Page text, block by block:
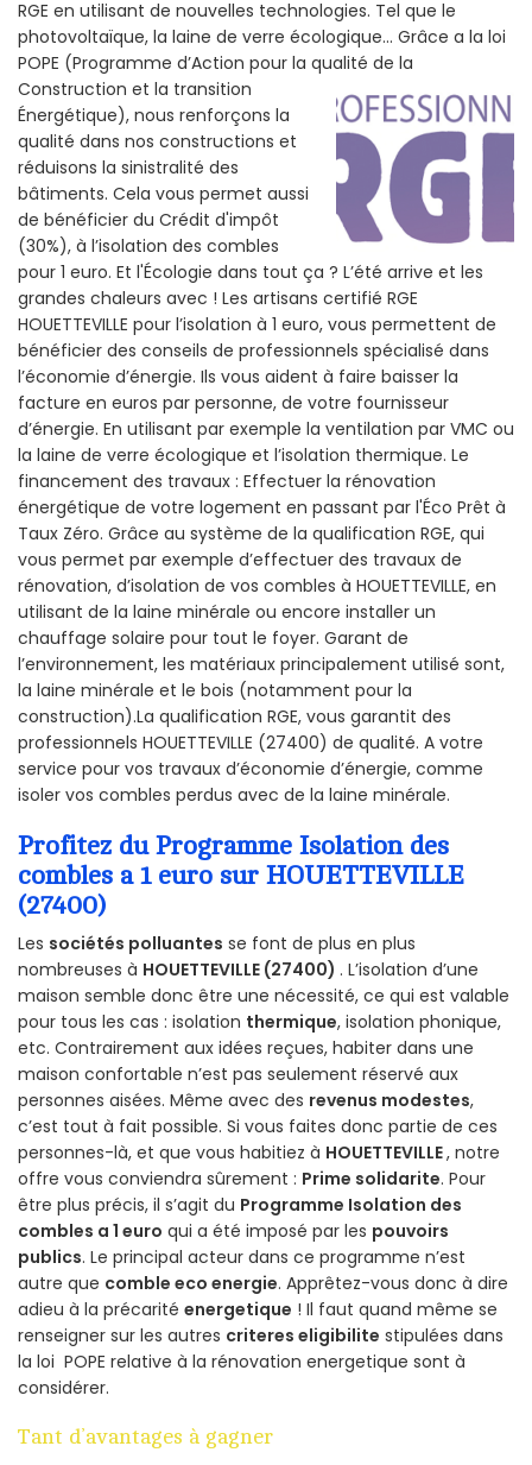
RGE en utilisant de nouvelles technologies. Tel que le
photovoltaïque, la laine de verre écologique... Grâce a la loi
POPE (Programme d’Action pour la qualité de la
Construction et la transition
Énergétique), nous renforçons la
qualité dans nos constructions et
réduisons la sinistralité des
bâtiments. Cela vous permet aussi
de bénéficier du Crédit d'impôt
(30%), à l’isolation des combles
pour 1 euro. Et l'Écologie dans tout ça ? L’été arrive et les
grandes chaleurs avec ! Les artisans certifié RGE
HOUETTEVILLE pour l’isolation à 1 euro, vous permettent de
bénéficier des conseils de professionnels spécialisé dans
l’économie d’énergie. Ils vous aident à faire baisser la
facture en euros par personne, de votre fournisseur
d’énergie. En utilisant par exemple la ventilation par VMC ou
la laine de verre écologique et l’isolation thermique. Le
financement des travaux : Effectuer la rénovation
énergétique de votre logement en passant par l'Éco Prêt à
Taux Zéro. Grâce au système de la qualification RGE, qui
vous permet par exemple d’effectuer des travaux de
rénovation, d’isolation de vos combles à HOUETTEVILLE, en
utilisant de la laine minérale ou encore installer un
chauffage solaire pour tout le foyer. Garant de
l’environnement, les matériaux principalement utilisé sont,
la laine minérale et le bois (notamment pour la
construction).La qualification RGE, vous garantit des
professionnels HOUETTEVILLE (27400) de qualité. A votre
service pour vos travaux d’économie d’énergie, comme
isoler vos combles perdus avec de la laine minérale.
Profitez du Programme Isolation des
combles a 1 euro sur HOUETTEVILLE
(27400)
Les sociétés polluantes se font de plus en plus
nombreuses à HOUETTEVILLE (27400) . L’isolation d’une
maison semble donc être une nécessité, ce qui est valable
pour tous les cas : isolation thermique, isolation phonique,
etc. Contrairement aux idées reçues, habiter dans une
maison confortable n’est pas seulement réservé aux
personnes aisées. Même avec des revenus modestes,
c’est tout à fait possible. Si vous faites donc partie de ces
personnes-là, et que vous habitiez à HOUETTEVILLE, notre
offre vous conviendra sûrement : Prime solidarite. Pour
être plus précis, il s’agit du Programme Isolation des
combles a 1 euro qui a été imposé par les pouvoirs
publics. Le principal acteur dans ce programme n’est
autre que comble eco energie. Apprêtez-vous donc à dire
adieu à la précarité energetique ! Il faut quand même se
renseigner sur les autres criteres eligibilite stipulées dans
la loi POPE relative à la rénovation energetique sont à
considérer.
Tant d’avantages à gagner